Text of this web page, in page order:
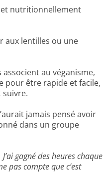
et nutritionnellement
aux lentilles ou une
au véganisme,
pour être rapide et facile,
suivre.
jamais pensé avoir
dans un groupe
gagné des heures chaque
pas compte que c’est